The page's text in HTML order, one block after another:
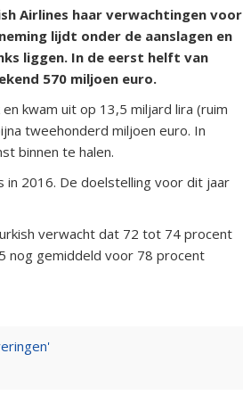
Airlines haar verwachtingen voor
lijdt onder de aanslagen en
liggen. In de eerst helft van
570 miljoen euro.
kwam uit op 13,5 miljard lira (ruim
tweehonderd miljoen euro. In
binnen te halen.
in 2016. De doelstelling voor dit jaar
verwacht dat 72 tot 74 procent
nog gemiddeld voor 78 procent